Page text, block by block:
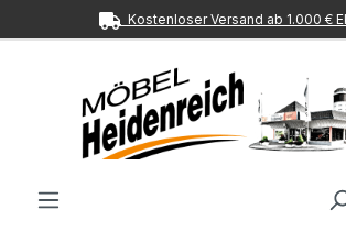
Zum Hauptinhalt springenKostenloser Versand ab 1.000 €